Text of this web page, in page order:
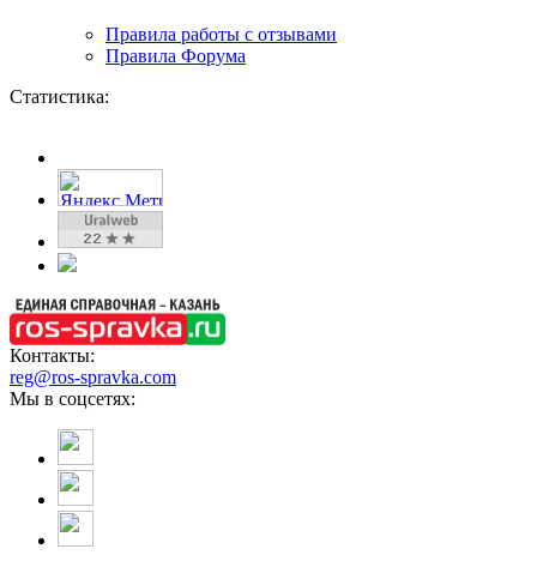
Правила работы с отзывами
Правила Форума
Статистика:
Контакты:
reg@ros-spravka.com
Мы в соцсетях: